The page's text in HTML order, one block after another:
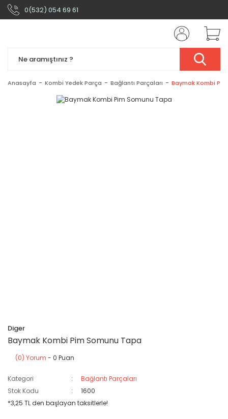
0(532) 054 69 61
Anasayfa Kombi Yedek Parça Bağlantı Parçaları Baymak Kombi
Diger
Baymak Kombi Pim Somunu Tapa
(0) Yorum - 0 Puan
Kategori
Bağlantı Parçaları
Stok Kodu
1600
*3,25 TL den başlayan taksitlerle!